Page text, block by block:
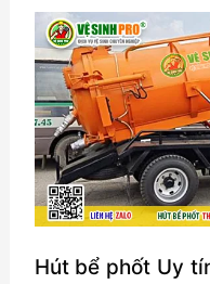
Hút bể phốt Uy